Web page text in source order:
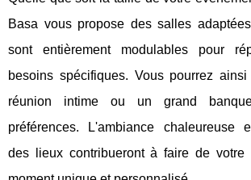
Basa vous propose des salles
sont entièrement modulables pour
besoins spécifiques. Vous pourrez
réunion intime ou un grand
préférences. L'ambiance chaleureuse
des lieux contribueront à faire de votre